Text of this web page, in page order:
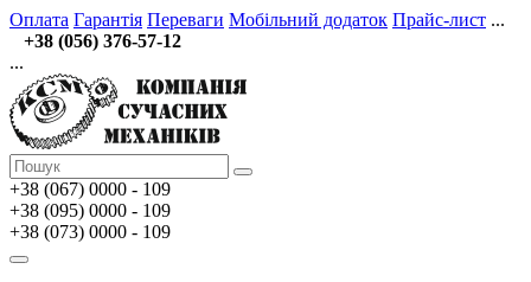
Оплата Гарантія Переваги Мобільний додаток Прайс-лист ...
+38 (056) 376-57-12
...
+38 (067) 0000 - 109
+38 (095) 0000 - 109
+38 (073) 0000 - 109